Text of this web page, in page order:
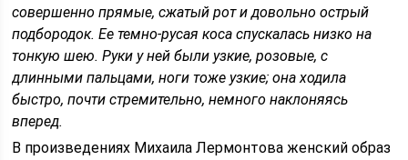
совершенно прямые, сжатый рот и довольно острый
подбородок. Ее темно-русая коса спускалась низко на
тонкую шею. Руки у ней были узкие, розовые, с
длинными пальцами, ноги тоже узкие; она ходила
быстро, почти стремительно, немного наклоняясь
вперед.
В произведениях Михаила Лермонтова женский образ